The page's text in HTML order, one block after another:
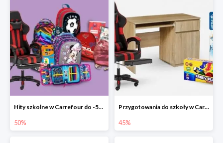
Hity szkolne w Carrefour do -50%
50%
Przygotowania do szkoły w Carrefour do -45%
45%